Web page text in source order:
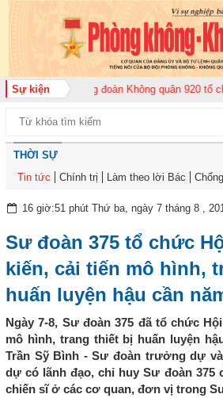
Sự kiện
2026 Trung đoàn Không quân 920 tổ
THỜI SỰ
Tin tức
Chính trị Làm theo lời Bác
16 giờ:51 phút Thứ ba, ngày 7 tháng 8 ,
Sư đoàn 375 tổ chức
kiến, cải tiến mô hình,
huấn luyện hậu cần
Ngày 7-8, Sư đoàn 375 đã tổ chức
mô hình, trang thiết bị huấn luyện
Trần Sỹ Bình - Sư đoàn trưởng dự
dự có lãnh đạo, chỉ huy Sư đoàn 375
chiến sĩ ở các cơ quan, đơn vị trong